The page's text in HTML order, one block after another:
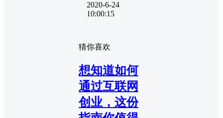
2020-6-24
10:00:15
猜你喜欢
想知道如何
通过互联网
创业，这份